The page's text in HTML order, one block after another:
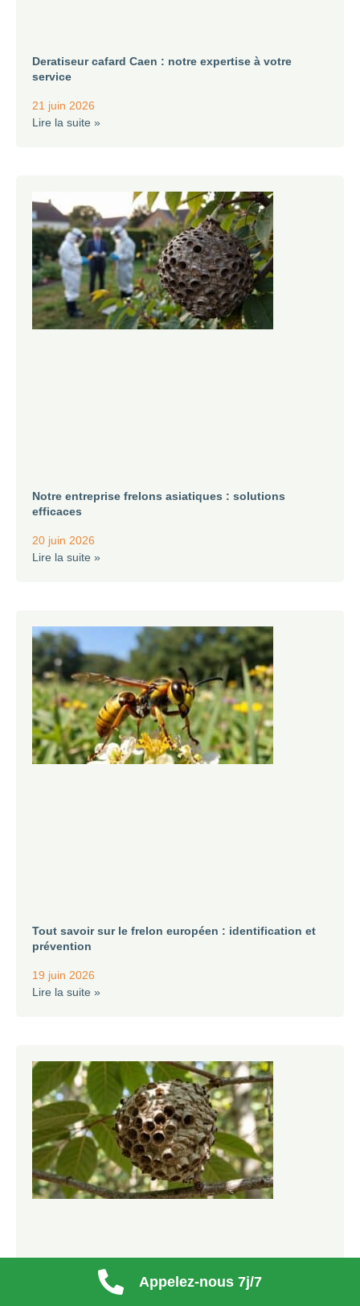
Appelez-nous 7j/7
Deratiseur cafard Caen : notre expertise à votre
service
21 juin 2026
Lire la suite »
Notre entreprise frelons asiatiques : solutions
efficaces
20 juin 2026
Lire la suite »
Tout savoir sur le frelon européen : identification et
prévention
19 juin 2026
Lire la suite »